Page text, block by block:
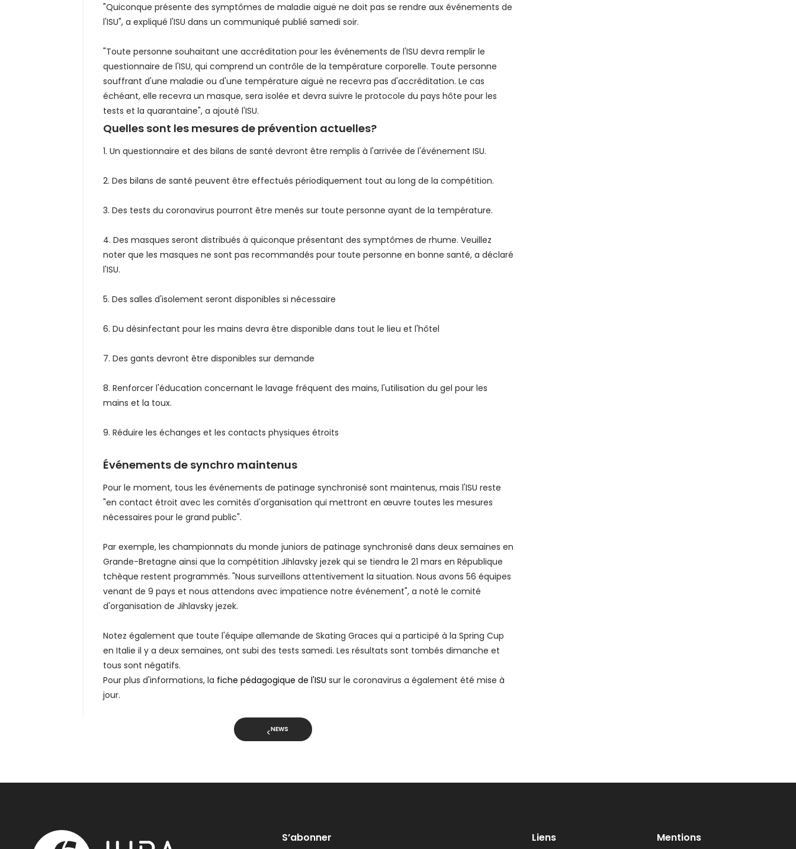
"Quiconque présente des symptômes de maladie aiguë ne doit pas se rendre aux événements de
l'ISU", a expliqué l'ISU dans un communiqué publié samedi soir.
"Toute personne souhaitant une accréditation pour les événements de l'ISU devra remplir le
questionnaire de l'ISU, qui comprend un contrôle de la température corporelle. Toute personne
souffrant d'une maladie ou d'une température aiguë ne recevra pas d'accréditation. Le cas
échéant, elle recevra un masque, sera isolée et devra suivre le protocole du pays hôte pour les
tests et la quarantaine", a ajouté l'ISU.
Quelles sont les mesures de prévention actuelles?
1. Un questionnaire et des bilans de santé devront être remplis à l'arrivée de l'événement ISU.
2. Des bilans de santé peuvent être effectués périodiquement tout au long de la compétition.
3. Des tests du coronavirus pourront être menés sur toute personne ayant de la température.
4. Des masques seront distribués à quiconque présentant des symptômes de rhume. Veuillez
noter que les masques ne sont pas recommandés pour toute personne en bonne santé, a déclaré
l'ISU.
5. Des salles d'isolement seront disponibles si nécessaire
6. Du désinfectant pour les mains devra être disponible dans tout le lieu et l'hôtel
7. Des gants devront être disponibles sur demande
8. Renforcer l'éducation concernant le lavage fréquent des mains, l'utilisation du gel pour les
mains et la toux.
9. Réduire les échanges et les contacts physiques étroits
Événements de synchro maintenus
Pour le moment, tous les événements de patinage synchronisé sont maintenus, mais l'ISU reste
"en contact étroit avec les comités d'organisation qui mettront en œuvre toutes les mesures
nécessaires pour le grand public".
Par exemple, les championnats du monde juniors de patinage synchronisé dans deux semaines en
Grande-Bretagne ainsi que la compétition Jihlavsky jezek qui se tiendra le 21 mars en République
tchèque restent programmés. "Nous surveillons attentivement la situation. Nous avons 56 équipes
venant de 9 pays et nous attendons avec impatience notre événement", a noté le comité
d'organisation de Jihlavsky jezek.
Notez également que toute l'équipe allemande de Skating Graces qui a participé à la Spring Cup
en Italie il y a deux semaines, ont subi des tests samedi. Les résultats sont tombés dimanche et
tous sont négatifs.
Pour plus d'informations, la fiche pédagogique de l'ISU sur le coronavirus a également été mise à
jour.
NEWS
S’abonner Liens Mentions